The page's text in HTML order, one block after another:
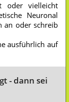
oder vielleicht
Neuronal
an oder schreib
ausführlich auf
- dann sei